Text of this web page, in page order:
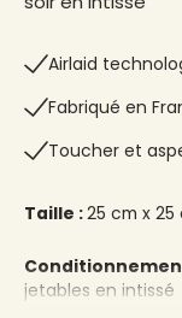
Airlaid
Fabriqué en
Toucher et
Taille :25 cm x 25
jetables en intissé